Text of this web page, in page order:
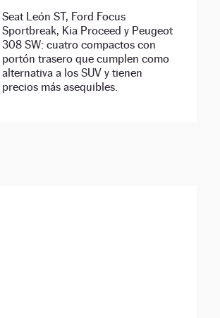
Seat León ST, Ford Focus
Sportbreak, Kia Proceed y Peugeot
308 SW: cuatro compactos con
portón trasero que cumplen como
alternativa a los SUV y tienen
precios más asequibles.